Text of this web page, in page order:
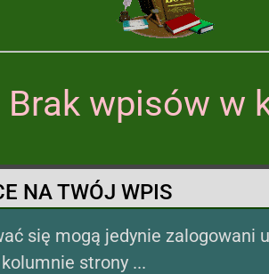
Brak wpisów w
NA TWÓJ WPIS
się mogą jedynie zalogowani
strony ...